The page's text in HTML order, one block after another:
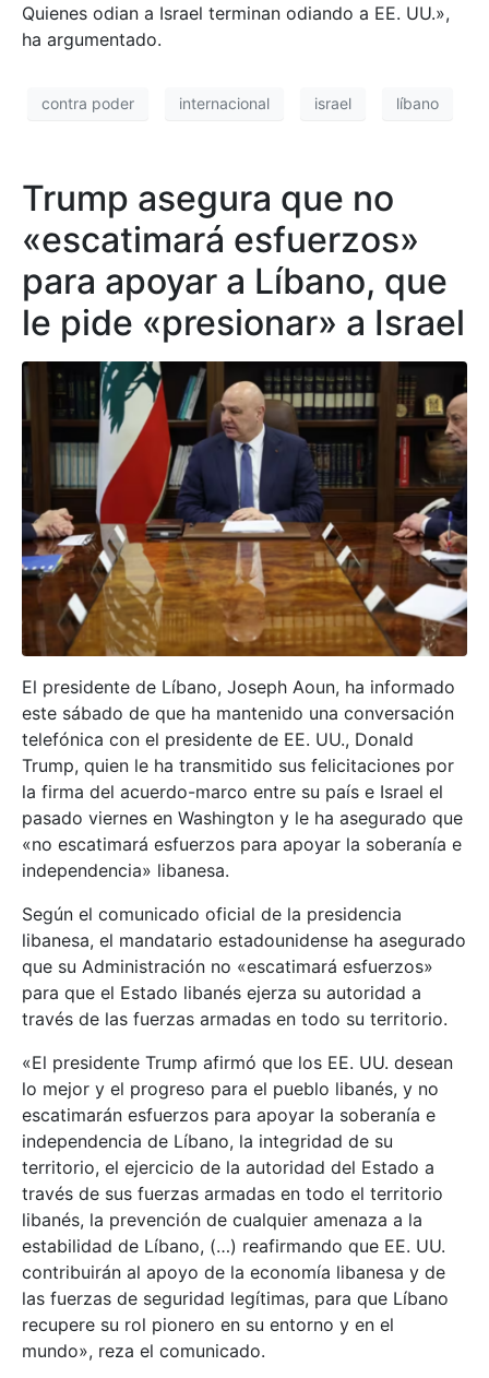
Quienes odian a Israel terminan odiando a EE. UU.»,
ha argumentado.
contra poder internacional israel líbano
Trump asegura que no
«escatimará esfuerzos»
para apoyar a Líbano, que
le pide «presionar» a Israel
El presidente de Líbano, Joseph Aoun, ha informado
este sábado de que ha mantenido una conversación
telefónica con el presidente de EE. UU., Donald
Trump, quien le ha transmitido sus felicitaciones por
la firma del acuerdo-marco entre su país e Israel el
pasado viernes en Washington y le ha asegurado que
«no escatimará esfuerzos para apoyar la soberanía e
independencia» libanesa.
Según el comunicado oficial de la presidencia
libanesa, el mandatario estadounidense ha asegurado
que su Administración no «escatimará esfuerzos»
para que el Estado libanés ejerza su autoridad a
través de las fuerzas armadas en todo su territorio.
«El presidente Trump afirmó que los EE. UU. desean
lo mejor y el progreso para el pueblo libanés, y no
escatimarán esfuerzos para apoyar la soberanía e
independencia de Líbano, la integridad de su
territorio, el ejercicio de la autoridad del Estado a
través de sus fuerzas armadas en todo el territorio
libanés, la prevención de cualquier amenaza a la
estabilidad de Líbano, (…) reafirmando que EE. UU.
contribuirán al apoyo de la economía libanesa y de
las fuerzas de seguridad legítimas, para que Líbano
recupere su rol pionero en su entorno y en el
mundo», reza el comunicado.